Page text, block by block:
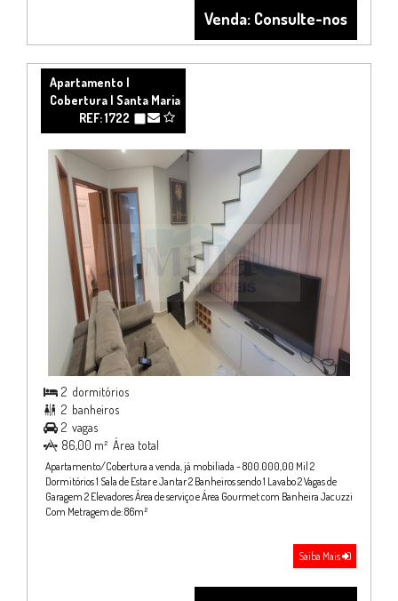
Venda: Consulte-nos
Apartamento |
Cobertura | Santa Maria
REF: 1722
 2 dormitórios
 2 banheiros
 2 vagas
 86,00 m² Área total
Apartamento/Cobertura a venda, já mobiliada - 800.000,00 Mil 2
Dormitórios 1 Sala de Estar e Jantar 2 Banheiros sendo 1 Lavabo 2 Vagas de
Garagem 2 Elevadores Área de serviço e Área Gourmet com Banheira Jacuzzi
Com Metragem de: 86m²
Saiba Mais